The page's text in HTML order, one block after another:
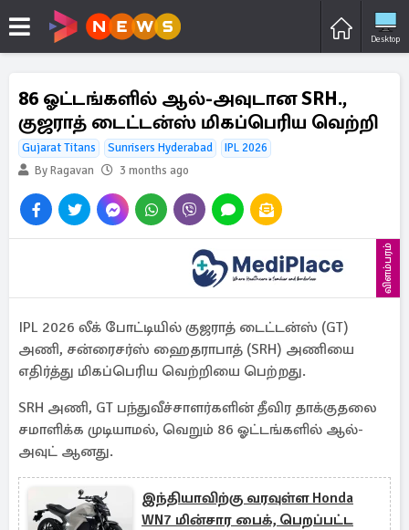
Desktop
86 ஓட்டங்களில் ஆல்-அவுடான SRH.,
குஜராத் டைட்டன்ஸ் மிகப்பெரிய வெற்றி
Gujarat Titans Sunrisers Hyderabad
IPL 2026
By Ragavan
3 months ago
விளம்பரம்
IPL 2026 லீக் போட்டியில் குஜராத் டைட்டன்ஸ் (GT)
அணி, சன்ரைசர்ஸ் ஹைதராபாத் (SRH) அணியை
எதிர்த்து மிகப்பெரிய வெற்றியை பெற்றது.
SRH அணி, GT பந்துவீச்சாளர்களின் தீவிர தாக்குதலை
சமாளிக்க முடியாமல், வெறும் 86 ஓட்டங்களில் ஆல்-
அவுட் ஆனது.
இந்தியாவிற்கு வரவுள்ள Honda
WN7 மின்சார பைக், பெறப்பட்ட